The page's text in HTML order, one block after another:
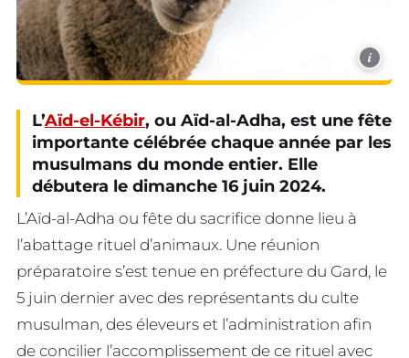
i
L’Aïd-el-Kébir, ou Aïd-al-Adha, est une fête
importante célébrée chaque année par les
musulmans du monde entier. Elle
débutera le dimanche 16 juin 2024.
L’Aïd-al-Adha ou fête du sacrifice donne lieu à
l’abattage rituel d’animaux. Une réunion
préparatoire s’est tenue en préfecture du Gard, le
5 juin dernier avec des représentants du culte
musulman, des éleveurs et l’administration afin
de concilier l’accomplissement de ce rituel avec